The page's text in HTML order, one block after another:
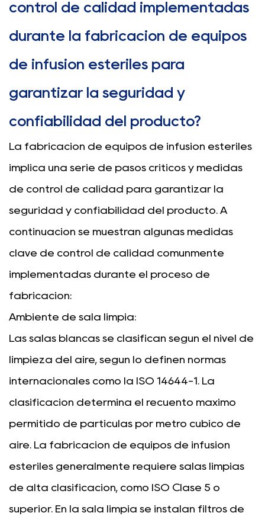
control de calidad implementadas
durante la fabricación de equipos
de infusión estériles para
garantizar la seguridad y
confiabilidad del producto?
La fabricación de equipos de infusión estériles
implica una serie de pasos críticos y medidas
de control de calidad para garantizar la
seguridad y confiabilidad del producto. A
continuación se muestran algunas medidas
clave de control de calidad comúnmente
implementadas durante el proceso de
fabricación:
Ambiente de sala limpia:
Las salas blancas se clasifican según el nivel de
limpieza del aire, según lo definen normas
internacionales como la ISO 14644-1. La
clasificación determina el recuento máximo
permitido de partículas por metro cúbico de
aire. La fabricación de equipos de infusión
estériles generalmente requiere salas limpias
de alta clasificación, como ISO Clase 5 o
superior. En la sala limpia se instalan filtros de